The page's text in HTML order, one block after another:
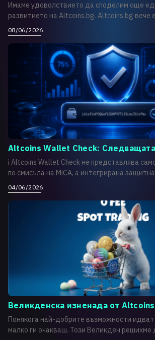
Имаме удоволствието да споделим още
развитието на Altcoins.bg. Altcoins.bg вече
08/06/2026
Altcoins Wallet Check:
i Altcoins Wallet Check не представлява самостоятелна услуга
по смисъла на MiCA, а интегрирана
04/06/2026
Великденска изненада от
Понякога най-добрите възможности идват
малко ги очакваш. Този Великден решихме